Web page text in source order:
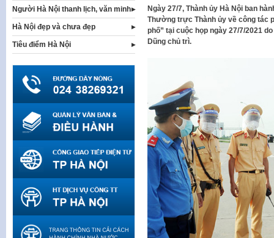
Ngày 27/7, Thành ủy Hà Nội ban
Thường trực Thành ủy về công tác
phố” tại cuộc họp ngày 27/7/2021
Dũng chủ trì.
Người Hà Nội thanh lịch, văn minh
Hà Nội đẹp và chưa đẹp
Tiêu điểm Hà Nội